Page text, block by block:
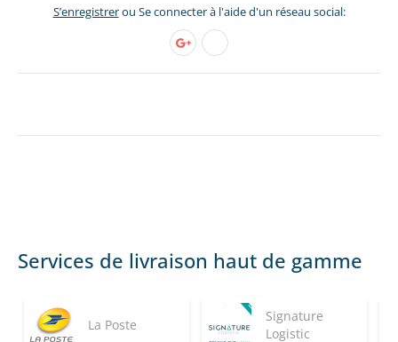
S’enregistrerou Se connecter à l'aide d'un réseau social:
Services de livraison haut de gamme
La Poste
Signature
Logistic